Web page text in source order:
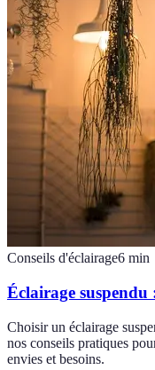
Conseils d'éclairage6 min
Éclairage suspendu
Choisir un éclairage
nos conseils pratiques
envies et besoins.